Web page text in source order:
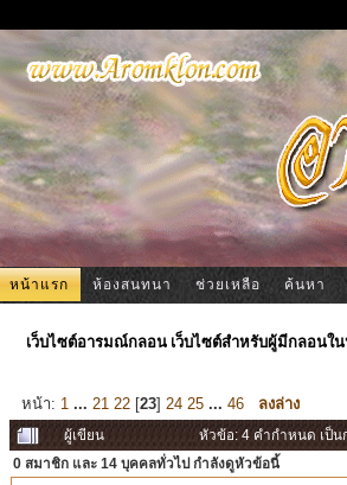
หน้าแรก ห้องสนทนา ช่วยเหลือ ค้นหา
เว็บไซต์อารมณ์กลอน เว็บไซต์สำหรับผู้มีกลอนใน
หน้า: 1 ... 21 22 [23] 24 25 ... 46 ลงล่าง
ผู้เขียน
หัวข้อ: 4 คำกำหนด เป็
0 สมาชิก และ 14 บุคคลทั่วไป กำลังดูหัวข้อนี้